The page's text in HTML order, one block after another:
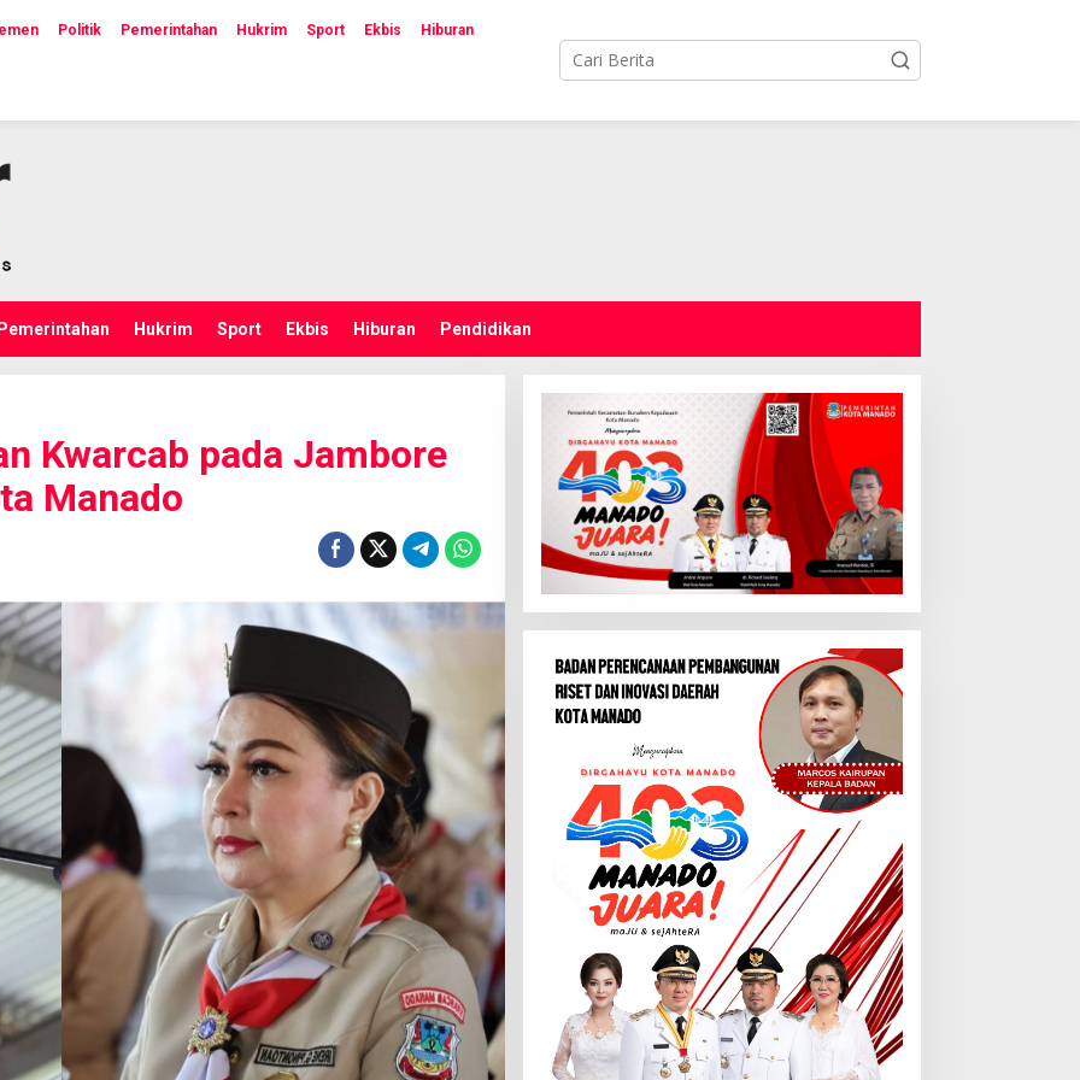
Politik Pemerintahan Hukrim Sport Ekbis Hiburan
Pemerintahan Hukrim Sport Ekbis Hiburan Pendidikan
Kwarcab pada Jambore
Manado